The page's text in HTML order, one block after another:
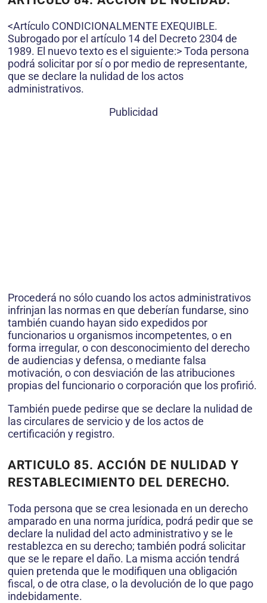
<Artículo CONDICIONALMENTE EXEQUIBLE.
Subrogado por el artículo 14 del Decreto 2304 de
1989. El nuevo texto es el siguiente:> Toda persona
podrá solicitar por sí o por medio de representante,
que se declare la nulidad de los actos
administrativos.
Publicidad
Procederá no sólo cuando los actos administrativos
infrinjan las normas en que deberían fundarse, sino
también cuando hayan sido expedidos por
funcionarios u organismos incompetentes, o en
forma irregular, o con desconocimiento del derecho
de audiencias y defensa, o mediante falsa
motivación, o con desviación de las atribuciones
propias del funcionario o corporación que los profirió.
También puede pedirse que se declare la nulidad de
las circulares de servicio y de los actos de
certificación y registro.
ARTICULO 85. ACCIÓN DE NULIDAD Y
RESTABLECIMIENTO DEL DERECHO.
Toda persona que se crea lesionada en un derecho
amparado en una norma jurídica, podrá pedir que se
declare la nulidad del acto administrativo y se le
restablezca en su derecho; también podrá solicitar
que se le repare el daño. La misma acción tendrá
quien pretenda que le modifiquen una obligación
fiscal, o de otra clase, o la devolución de lo que pago
indebidamente.